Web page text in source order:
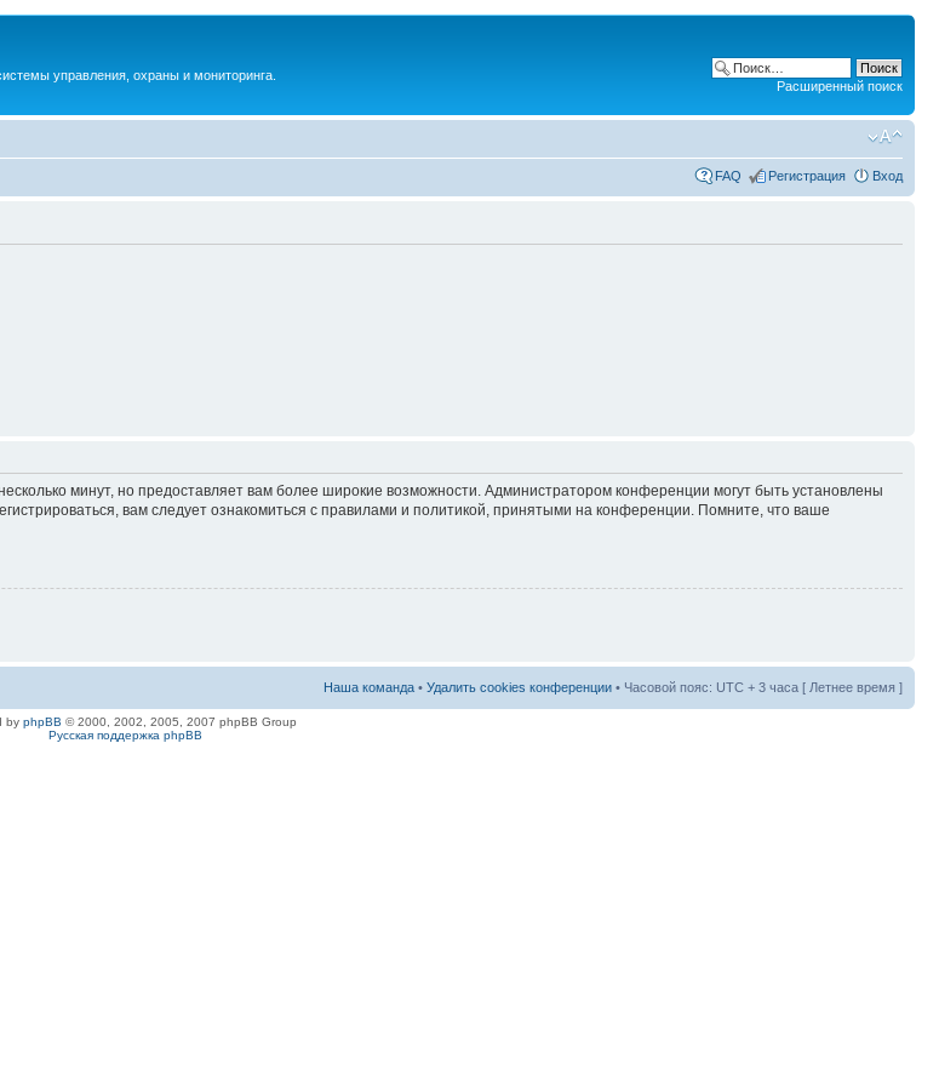
управления, охраны и мониторинга.
Расширенный поиск
FAQ Регистрация Вход
минут, но предоставляет вам более широкие возможности. Администратором конференции могут быть установлены
вам следует ознакомиться с правилами и политикой, принятыми на конференции. Помните, что ваше
Наша команда • Удалить cookies конференции • Часовой пояс: UTC + 3 часа [ Летнее время ]
by phpBB © 2000, 2002, 2005, 2007 phpBB Group
Русская поддержка phpBB